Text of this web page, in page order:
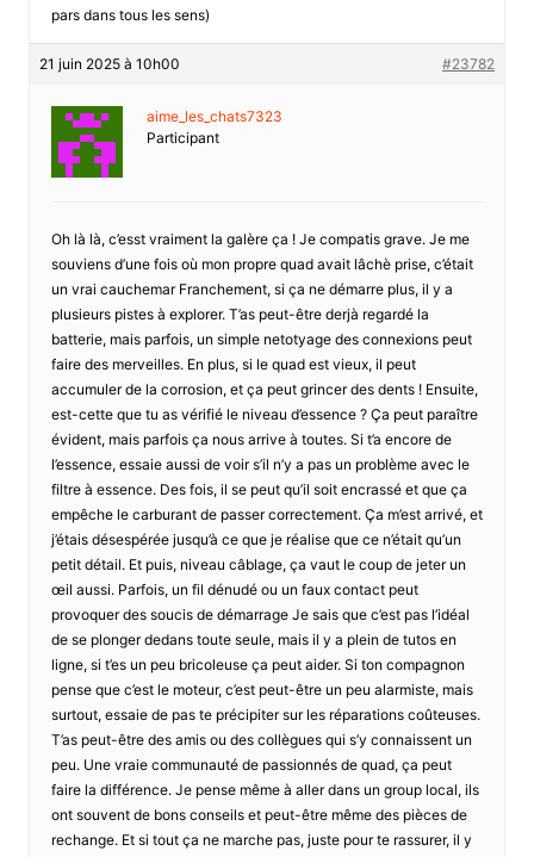
pars dans tous les sens)
21 juin 2025 à 10h00 #23782
aime_les_chats7323
Participant
Oh là là, c’esst vraiment la galère ça ! Je compatis grave. Je me
souviens d’une fois où mon propre quad avait lâchè prise, c’était
un vrai cauchemar Franchement, si ça ne démarre plus, il y a
plusieurs pistes à explorer. T’as peut-être derjà regardé la
batterie, mais parfois, un simple netotyage des connexions peut
faire des merveilles. En plus, si le quad est vieux, il peut
accumuler de la corrosion, et ça peut grincer des dents ! Ensuite,
est-cette que tu as vérifié le niveau d’essence ? Ça peut paraître
évident, mais parfois ça nous arrive à toutes. Si t’a encore de
l’essence, essaie aussi de voir s’il n’y a pas un problème avec le
filtre à essence. Des fois, il se peut qu’il soit encrassé et que ça
empêche le carburant de passer correctement. Ça m’est arrivé, et
j’étais désespérée jusqu’à ce que je réalise que ce n’était qu’un
petit détail. Et puis, niveau câblage, ça vaut le coup de jeter un
œil aussi. Parfois, un fil dénudé ou un faux contact peut
provoquer des soucis de démarrage Je sais que c’est pas l’idéal
de se plonger dedans toute seule, mais il y a plein de tutos en
ligne, si t’es un peu bricoleuse ça peut aider. Si ton compagnon
pense que c’est le moteur, c’est peut-être un peu alarmiste, mais
surtout, essaie de pas te précipiter sur les réparations coûteuses.
T’as peut-être des amis ou des collègues qui s’y connaissent un
peu. Une vraie communauté de passionnés de quad, ça peut
faire la différence. Je pense même à aller dans un group local, ils
ont souvent de bons conseils et peut-être même des pièces de
rechange. Et si tout ça ne marche pas, juste pour te rassurer, il y